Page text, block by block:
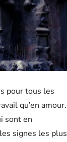
pour tous les
qu’en amour.
sont en
signes les plus